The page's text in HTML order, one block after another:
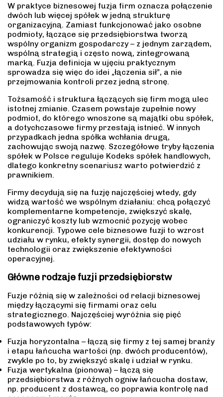
W praktyce biznesowej fuzja firm oznacza połączenie
dwóch lub więcej spółek w jedną strukturę
organizacyjną. Zamiast funkcjonować jako osobne
podmioty, łączące się przedsiębiorstwa tworzą
wspólny organizm gospodarczy – z jednym zarządem,
wspólną strategią i często nową, zintegrowaną
marką. Fuzja definicja w ujęciu praktycznym
sprowadza się więc do idei „łączenia sił”, a nie
przejmowania kontroli przez jedną stronę.
Tożsamość i struktura łączących się firm mogą ulec
istotnej zmianie. Czasem powstaje zupełnie nowy
podmiot, do którego wnoszone są majątki obu spółek,
a dotychczasowe firmy przestają istnieć. W innych
przypadkach jedna spółka wchłania drugą,
zachowując swoją nazwę. Szczegółowe tryby łączenia
spółek w Polsce reguluje Kodeks spółek handlowych,
dlatego konkretny scenariusz warto potwierdzić z
prawnikiem.
Firmy decydują się na fuzję najczęściej wtedy, gdy
widzą wartość we wspólnym działaniu: chcą połączyć
komplementarne kompetencje, zwiększyć skalę,
ograniczyć koszty lub wzmocnić pozycję wobec
konkurencji. Typowe cele biznesowe fuzji to wzrost
udziału w rynku, efekty synergii, dostęp do nowych
technologii oraz zwiększenie efektywności
operacyjnej.
Główne rodzaje fuzji przedsiębiorstw
Fuzje różnią się w zależności od relacji biznesowej
między łączącymi się firmami oraz celu
strategicznego. Najczęściej wyróżnia się pięć
podstawowych typów:
Fuzja horyzontalna – łączą się firmy z tej samej branży
i etapu łańcucha wartości (np. dwóch producentów),
zwykle po to, by zwiększyć skalę i udział w rynku.
Fuzja wertykalna (pionowa) – łączą się
przedsiębiorstwa z różnych ogniw łańcucha dostaw,
np. producent z dostawcą, co poprawia kontrolę nad